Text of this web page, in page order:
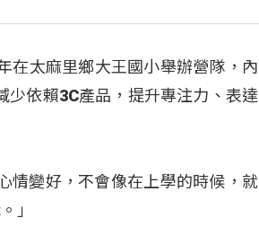
在太麻里鄉大王國小舉辦營隊，內
依賴3C產品，提升專注力、表達
情變好，不會像在上學的時候，就
」